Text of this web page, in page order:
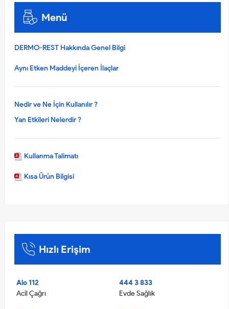
Menü
DERMO-REST Hakkında Genel Bilgi
Aynı Etken Maddeyi İçeren İlaçlar
Nedir ve Ne İçin Kullanılır ?
Yan Etkileri Nelerdir ?
Kullanma Talimatı
Kısa Ürün Bilgisi
Hızlı Erişim
Alo 112
Acil Çağrı
444 3 833
Evde Sağlık